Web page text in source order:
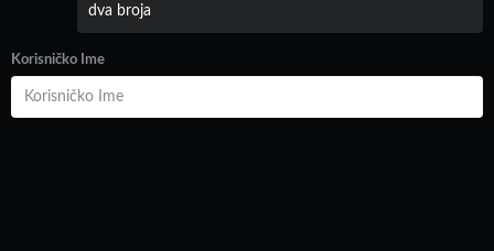
dva broja
Korisničko Ime